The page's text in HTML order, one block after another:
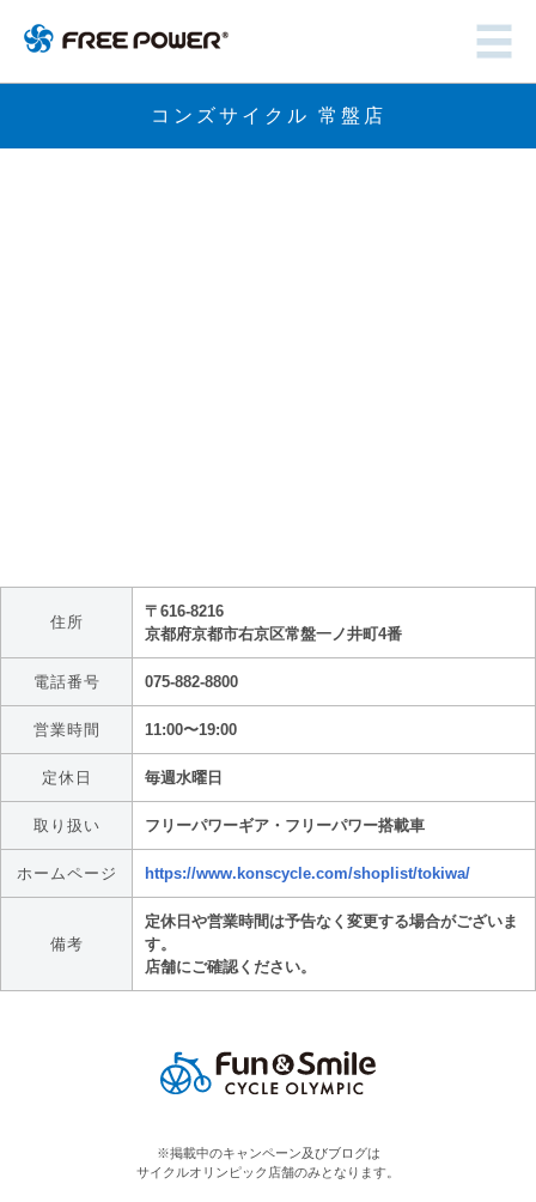
コンズサイクル 常盤店
住所
〒616-8216
京都府京都市右京区常盤一ノ井町4番
電話番号 075-882-8800
営業時間 11:00〜19:00
定休日 毎週水曜日
取り扱い フリーパワーギア・フリーパワー搭載車
ホームページ https://www.konscycle.com/shoplist/tokiwa/
備考
定休日や営業時間は予告なく変更する場合がございま
す。
店舗にご確認ください。
※掲載中のキャンペーン及びブログは
サイクルオリンピック店舗のみとなります。